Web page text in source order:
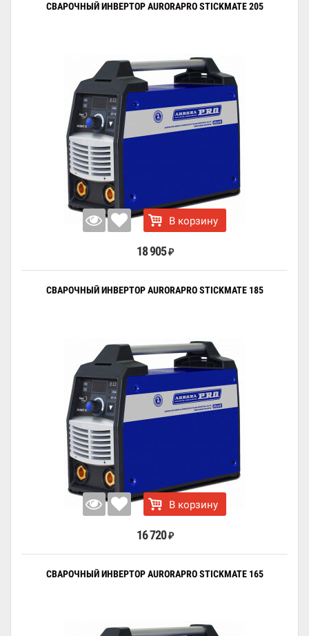
СВАРОЧНЫЙ ИНВЕРТОР AURORAPRO STICKMATE 205
В корзину
18 905 ₽
СВАРОЧНЫЙ ИНВЕРТОР AURORAPRO STICKMATE 185
В корзину
16 720 ₽
СВАРОЧНЫЙ ИНВЕРТОР AURORAPRO STICKMATE 165